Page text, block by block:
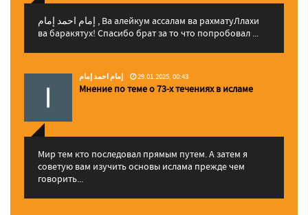
إمام احمد إمام , Ва алейкум ассалам ва рахматуЛлахи
ва баракятух! Спасибо брат за то что попробовал ...
إمام احمد إمام 29.01.2025, 00:43
Мнение по теме о 73-х течениях в исламе
Мир тем кто последовал прямым путем. А затем я
советую вам изучить основы ислама прежде чем
говорить...